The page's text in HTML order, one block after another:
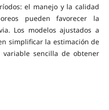
el manejo y la calidad
pueden favorecer la
Los modelos ajustados a
simplificar la estimación de
sencilla de obtener